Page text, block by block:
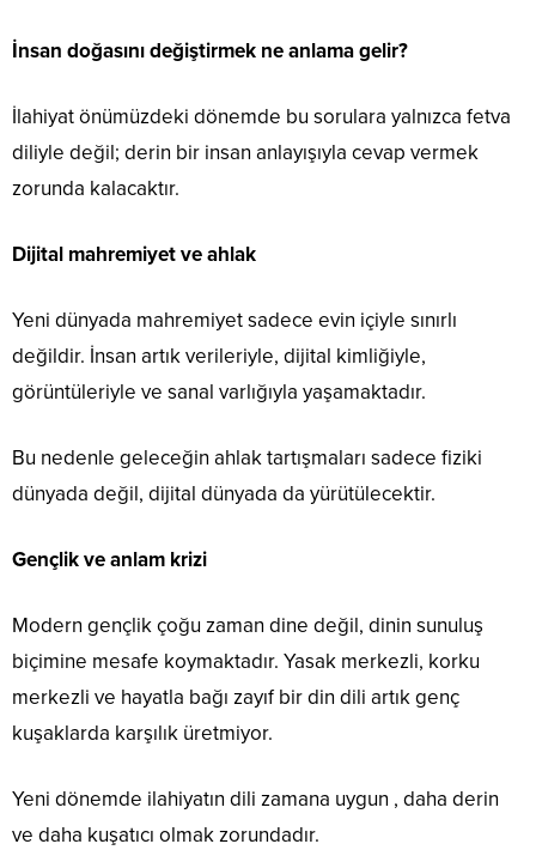
İnsan doğasını değiştirmek ne anlama gelir?
İlahiyat önümüzdeki dönemde bu sorulara yalnızca fetva
diliyle değil; derin bir insan anlayışıyla cevap vermek
zorunda kalacaktır.
Dijital mahremiyet ve ahlak
Yeni dünyada mahremiyet sadece evin içiyle sınırlı
değildir. İnsan artık verileriyle, dijital kimliğiyle,
görüntüleriyle ve sanal varlığıyla yaşamaktadır.
Bu nedenle geleceğin ahlak tartışmaları sadece fiziki
dünyada değil, dijital dünyada da yürütülecektir.
Gençlik ve anlam krizi
Modern gençlik çoğu zaman dine değil, dinin sunuluş
biçimine mesafe koymaktadır. Yasak merkezli, korku
merkezli ve hayatla bağı zayıf bir din dili artık genç
kuşaklarda karşılık üretmiyor.
Yeni dönemde ilahiyatın dili zamana uygun , daha derin
ve daha kuşatıcı olmak zorundadır.